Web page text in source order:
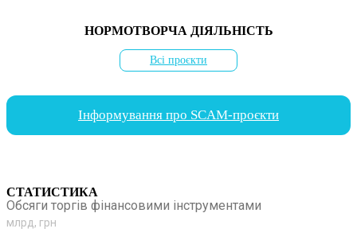
НОРМОТВОРЧА ДІЯЛЬНІСТЬ
Всі проєкти
Інформування про SCAM-проєкти
СТАТИСТИКА
Обсяги торгів фінансовими інструментами
млрд, грн